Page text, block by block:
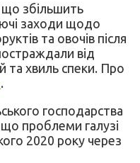
що збільшить
заходи щодо
та овочів після
від
та хвиль спеки. Про
.
господарства
проблеми галузі
2020 року через